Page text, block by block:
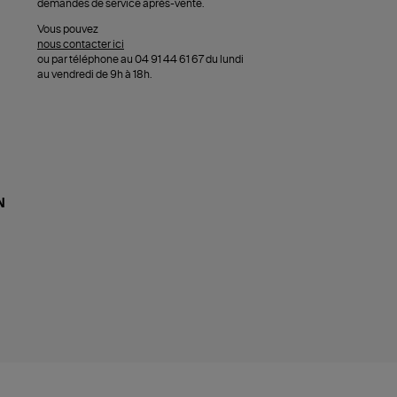
demandes de service après-vente.
Vous pouvez
nous contacter ici
ou par téléphone au 04 91 44 61 67 du lundi
au vendredi de 9h à 18h.